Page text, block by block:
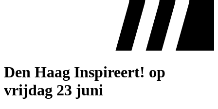
Den Haag Inspireert! op
vrijdag 23 juni